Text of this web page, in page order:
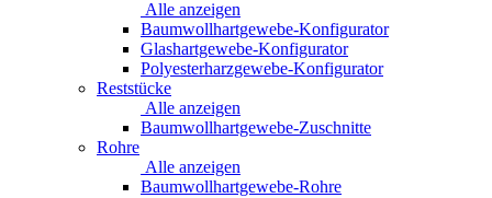
Alle anzeigen
Baumwollhartgewebe-Konfigurator
Glashartgewebe-Konfigurator
Polyesterharzgewebe-Konfigurator
Reststücke
Alle anzeigen
Baumwollhartgewebe-Zuschnitte
Rohre
Alle anzeigen
Baumwollhartgewebe-Rohre